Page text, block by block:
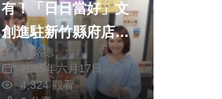
有！「日日當好」文
創進駐新竹縣府店
生活美學日常化
鄭銘德
2025年六月17日
4,324 觀看
熱門 健康及醫療